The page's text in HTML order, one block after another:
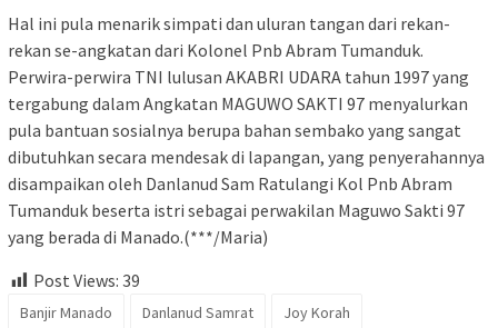
Hal ini pula menarik simpati dan uluran tangan dari rekan-
rekan se-angkatan dari Kolonel Pnb Abram Tumanduk.
Perwira-perwira TNI lulusan AKABRI UDARA tahun 1997 yang
tergabung dalam Angkatan MAGUWO SAKTI 97 menyalurkan
pula bantuan sosialnya berupa bahan sembako yang sangat
dibutuhkan secara mendesak di lapangan, yang penyerahannya
disampaikan oleh Danlanud Sam Ratulangi Kol Pnb Abram
Tumanduk beserta istri sebagai perwakilan Maguwo Sakti 97
yang berada di Manado.(***/Maria)
Post Views: 39
Banjir Manado Danlanud Samrat
Joy Korah